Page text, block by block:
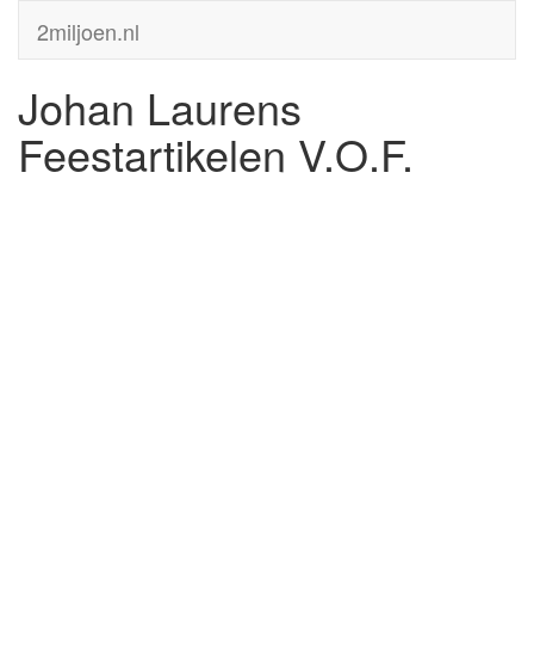
2miljoen.nl
Johan Laurens
Feestartikelen V.O.F.